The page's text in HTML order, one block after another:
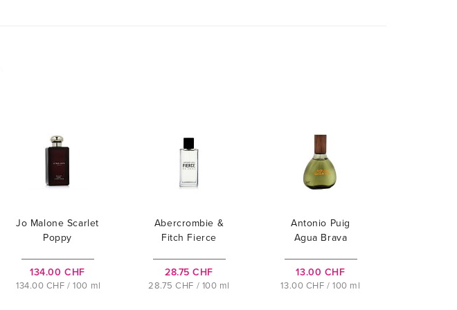
Jo Malone Scarlet
Poppy
134.00 CHF
134.00 CHF / 100 ml
Abercrombie &
Fitch Fierce
28.75 CHF
28.75 CHF / 100 ml
Antonio Puig
Agua Brava
13.00 CHF
13.00 CHF / 100 ml